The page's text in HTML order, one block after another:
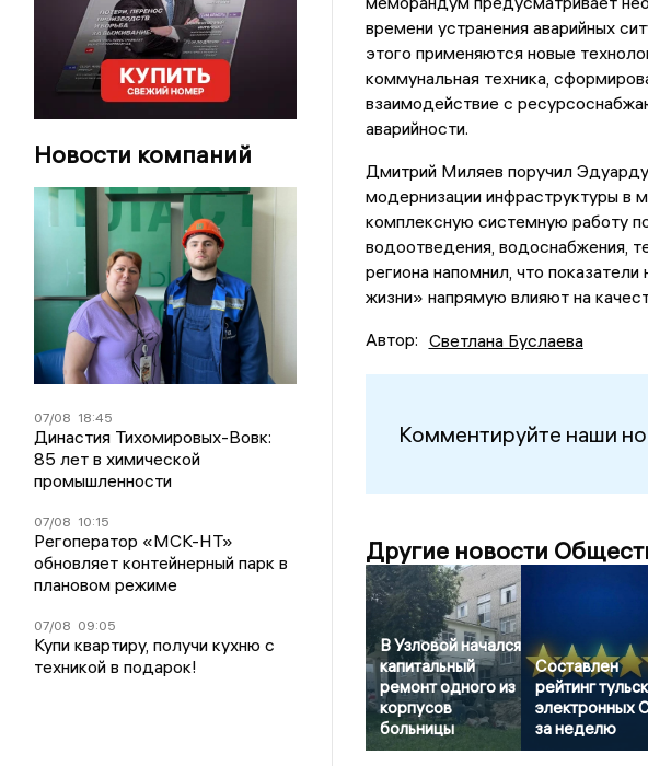
Новости компаний
07/08 18:45
Династия Тихомировых-Вовк:
85 лет в химической
промышленности
07/08 10:15
Регоператор «МСК-НТ»
обновляет контейнерный парк в
плановом режиме
07/08 09:05
Купи квартиру, получи кухню с
техникой в подарок!
времени устранения аварийных
этого применяются новые
коммунальная техника,
взаимодействие с
аварийности.
Дмитрий Миляев поручил
модернизации инфраструктуры в
комплексную системную работу
водоотведения, водоснабжения,
региона напомнил, что
жизни» напрямую влияют на
Автор: Светлана Буслаева
Комментируйте наши
Другие новости
В Узловой начался
капитальный
ремонт одного из
корпусов
больницы
Составлен
рейтинг
электронных
за неделю